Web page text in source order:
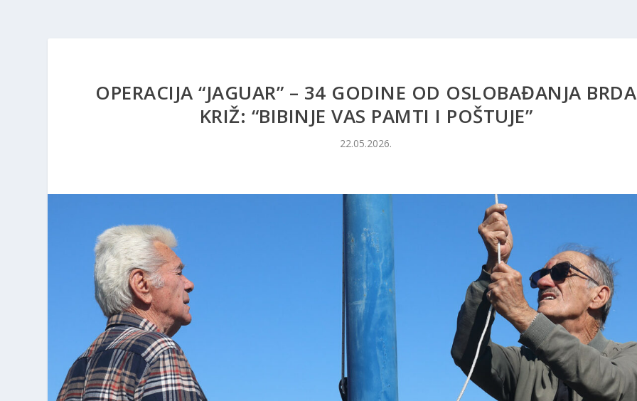
OPERACIJA “JAGUAR” – 34 GODINE OD OSLOBAĐANJA BRDA
KRIŽ: “BIBINJE VAS PAMTI I POŠTUJE”
22.05.2026.